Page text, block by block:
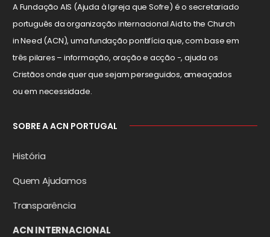
A Fundação AIS (Ajuda à Igreja que Sofre) é o secretariado
português da organização internacional Aid to the Church
in Need (ACN), uma fundação pontifícia que, com base em
três pilares – informação, oração e acção -, ajuda os
Cristãos onde quer que sejam perseguidos, ameaçados
ou em necessidade.
SOBRE A ACN PORTUGAL
História
Quem Ajudamos
Transparência
ACN INTERNACIONAL